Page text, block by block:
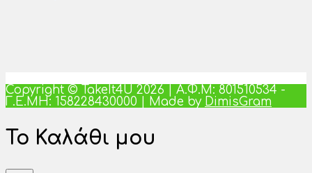
Copyright © TakeIt4U 2026 | Α.Φ.Μ: 801510534 -
Γ.Ε.ΜΗ: 158228430000 | Made by DimisGram
Το Καλάθι μου